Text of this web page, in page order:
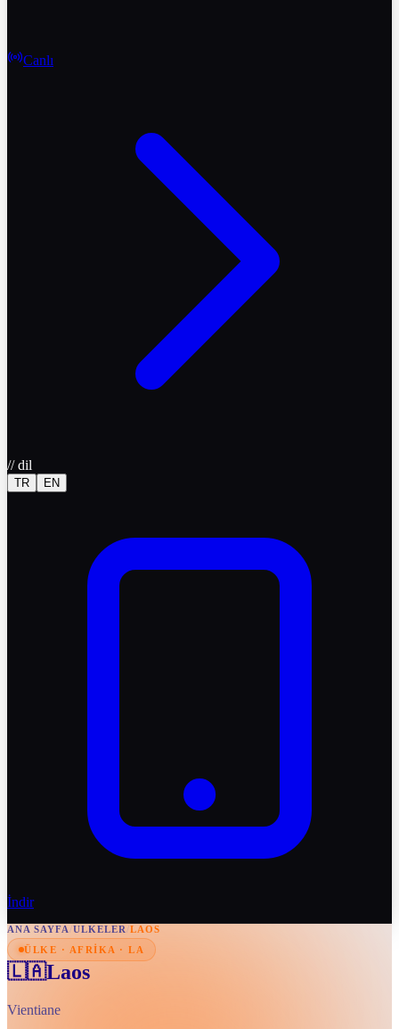
Canlı
//dil
TR EN
İndir
ANA SAYFA/ULKELER/LAOS
ÜLKE · AFRIKA · LA
🇱🇦Laos
Vientiane